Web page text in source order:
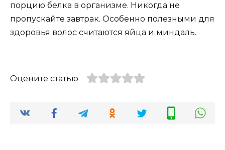
порцию белка в организме. Никогда не
пропускайте завтрак. Особенно полезными для
здоровья волос считаются яйца и миндаль.
Оцените статью